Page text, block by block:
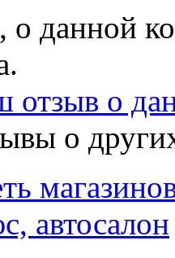
данной
отзыв о
о
автосалон